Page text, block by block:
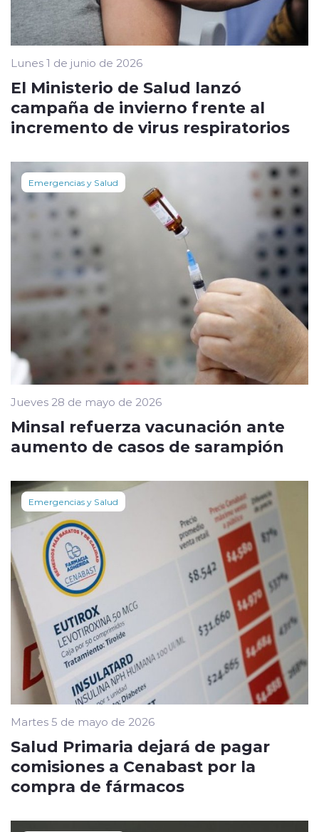
Lunes 1 de junio de 2026
El Ministerio de Salud lanzó
campaña de invierno frente al
incremento de virus respiratorios
Emergencias y Salud
Jueves 28 de mayo de 2026
Minsal refuerza vacunación ante
aumento de casos de sarampión
Emergencias y Salud
Martes 5 de mayo de 2026
Salud Primaria dejará de pagar
comisiones a Cenabast por la
compra de fármacos